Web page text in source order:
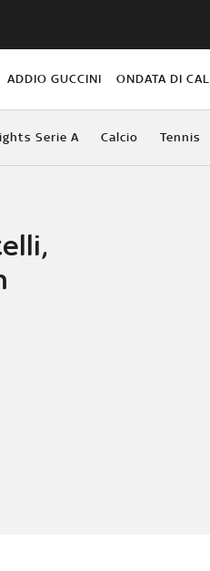
ADDIO GUCCINI ONDATA DI
Serie A Calcio Tennis